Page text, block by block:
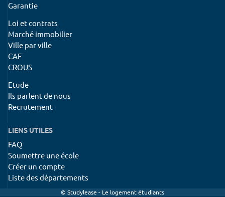
Garantie
Loi et contrats
Marché immobilier
Ville par ville
CAF
CROUS
Etude
Ils parlent de nous
Recrutement
LIENS UTILES
FAQ
Soumettre une école
Créer un compte
Liste des départements
© Studylease - Le logement étudiants